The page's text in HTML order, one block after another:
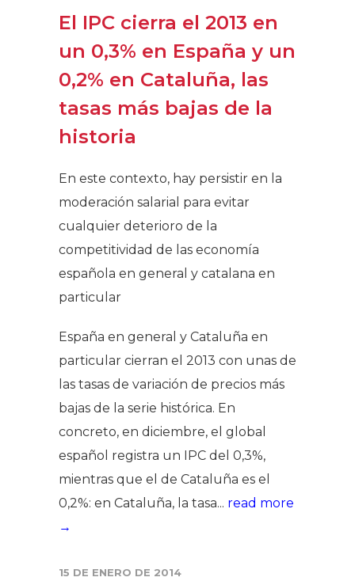
El IPC cierra el 2013 en
un 0,3% en España y un
0,2% en Cataluña, las
tasas más bajas de la
historia
En este contexto, hay persistir en la
moderación salarial para evitar
cualquier deterioro de la
competitividad de las economía
española en general y catalana en
particular
España en general y Cataluña en
particular cierran el 2013 con unas de
las tasas de variación de precios más
bajas de la serie histórica. En
concreto, en diciembre, el global
español registra un IPC del 0,3%,
mientras que el de Cataluña es el
0,2%: en Cataluña, la tasa... read more
→
15 DE ENERO DE 2014